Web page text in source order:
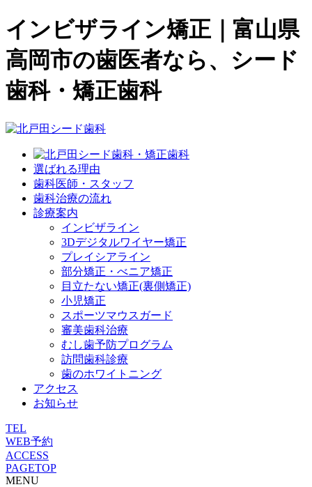
インビザライン矯正｜富山県
高岡市の歯医者なら、シード
歯科・矯正歯科
選ばれる理由
歯科医師・スタッフ
歯科治療の流れ
診療案内
インビザライン
3Dデジタルワイヤー矯正
プレイシアライン
部分矯正・べニア矯正
目立たない矯正(裏側矯正)
小児矯正
スポーツマウスガード
審美歯科治療
むし歯予防プログラム
訪問歯科診療
歯のホワイトニング
アクセス
お知らせ
TEL
WEB予約
ACCESS
PAGETOP
MENU